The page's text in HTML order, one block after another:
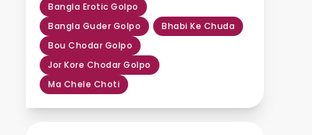
Bangla Erotic Golpo
Bangla Guder Golpo Bhabi Ke Chuda
Bou Chodar Golpo
Jor Kore Chodar Golpo
Ma Chele Choti